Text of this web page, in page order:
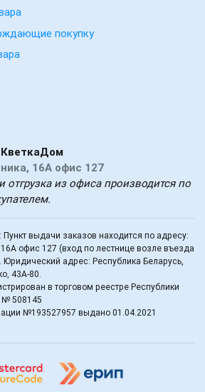
покупку
КветкаДом
16А офис 127
отгрузка из офиса производится по
выдачи заказов находится по адресу:
офис 127 (вход по лестнице возле въезда
адрес: Республика Беларусь,
43А-80.
в торговом реестре Республики
№ 508145
№193527957 выдано 01.04.2021